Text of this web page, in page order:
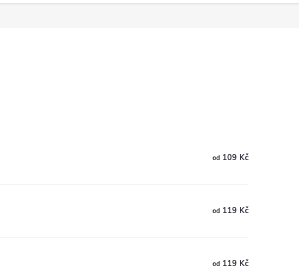
od 109 Kč
od 119 Kč
od 119 Kč